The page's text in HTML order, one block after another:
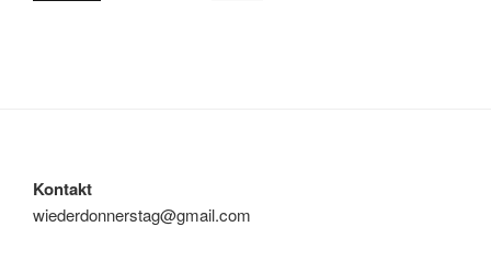
Kontakt
wiederdonnerstag@gmail.com